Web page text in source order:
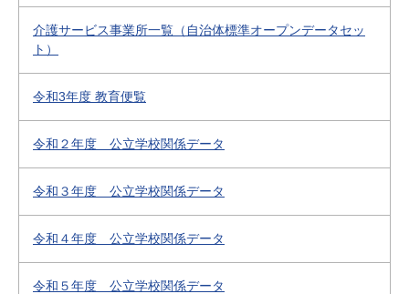
介護サービス事業所一覧（自治体標準オープンデータセッ
ト）
令和3年度 教育便覧
令和２年度 公立学校関係データ
令和３年度 公立学校関係データ
令和４年度 公立学校関係データ
令和５年度 公立学校関係データ